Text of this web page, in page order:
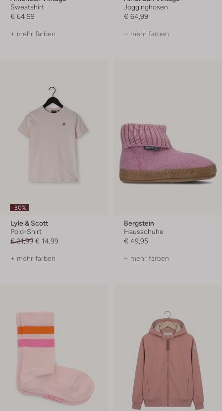
Sweatshirt
€ 64,99
+ mehr farben
Jogginghosen
€ 64,99
+ mehr farben
-30%
Lyle & Scott
Polo-Shirt
€ 21,99 € 14,99
+ mehr farben
Bergstein
Hausschuhe
€ 49,95
+ mehr farben